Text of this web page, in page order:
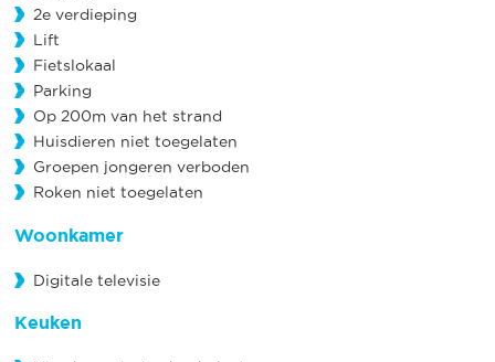
2e verdieping
Lift
Fietslokaal
Parking
Op 200m van het strand
Huisdieren niet toegelaten
Groepen jongeren verboden
Roken niet toegelaten
Woonkamer
Digitale televisie
Keuken